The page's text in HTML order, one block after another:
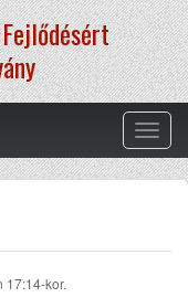
17:14-kor.